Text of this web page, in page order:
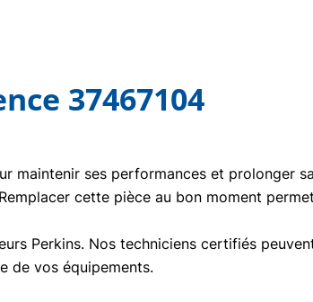
37467104
maintenir ses performances et prolonger
cette pièce au bon moment
Perkins. Nos techniciens certifiés
de vos équipements.